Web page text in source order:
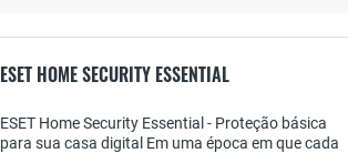
ESET HOME SECURITY ESSENTIAL
ESET Home Security Essential - Proteção básica
para sua casa digital Em uma época em que cada